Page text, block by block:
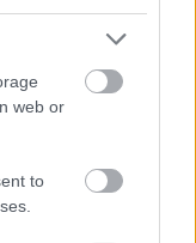
web or
to
šoferjev in
trate